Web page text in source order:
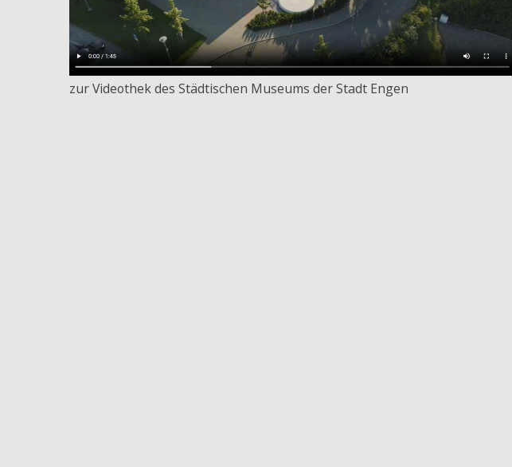
zur Videothek des Städtischen Museums der Stadt Engen